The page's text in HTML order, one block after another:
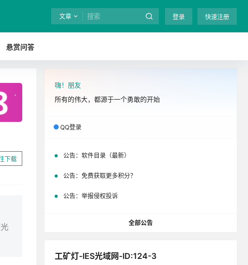
文章 登录 快速注册
悬赏问答
. 全站终身免费下载！ 立即开通
下载
嗨！朋友
所有的伟大，都源于一个勇敢的开始
QQ登录
公告： 软件目录（最新）
公告： 免费获取更多积分？
公告： 举报侵权投诉
全部公告
工矿灯-IES光域网-ID:124-3